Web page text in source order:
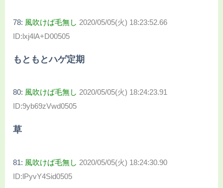
78: 風吹けば毛無し 2020/05/05(火) 18:23:52.66
ID:lxj4lA+D00505
もともとハゲ定期
80: 風吹けば毛無し 2020/05/05(火) 18:24:23.91
ID:9yb69zVwd0505
草
81: 風吹けば毛無し 2020/05/05(火) 18:24:30.90
ID:lPyvY4Sid0505